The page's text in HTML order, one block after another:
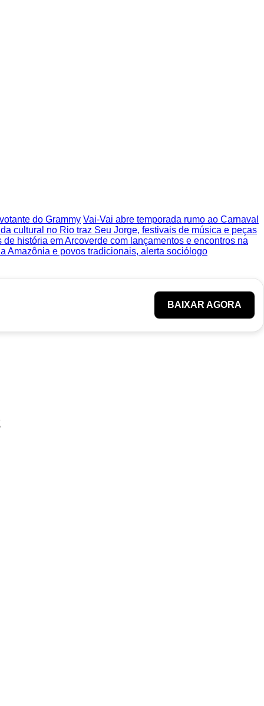
do Grammy Vai-Vai abre temporada rumo ao Carnaval
cultural no Rio traz Seu Jorge, festivais de música e peças
história em Arcoverde com lançamentos e encontros na
Amazônia e povos tradicionais, alerta sociólogo
BAIXAR AGORA